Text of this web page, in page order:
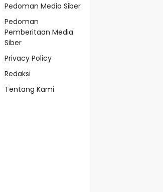
Pedoman Media Siber
Pedoman
Pemberitaan Media
Siber
Privacy Policy
Redaksi
Tentang Kami